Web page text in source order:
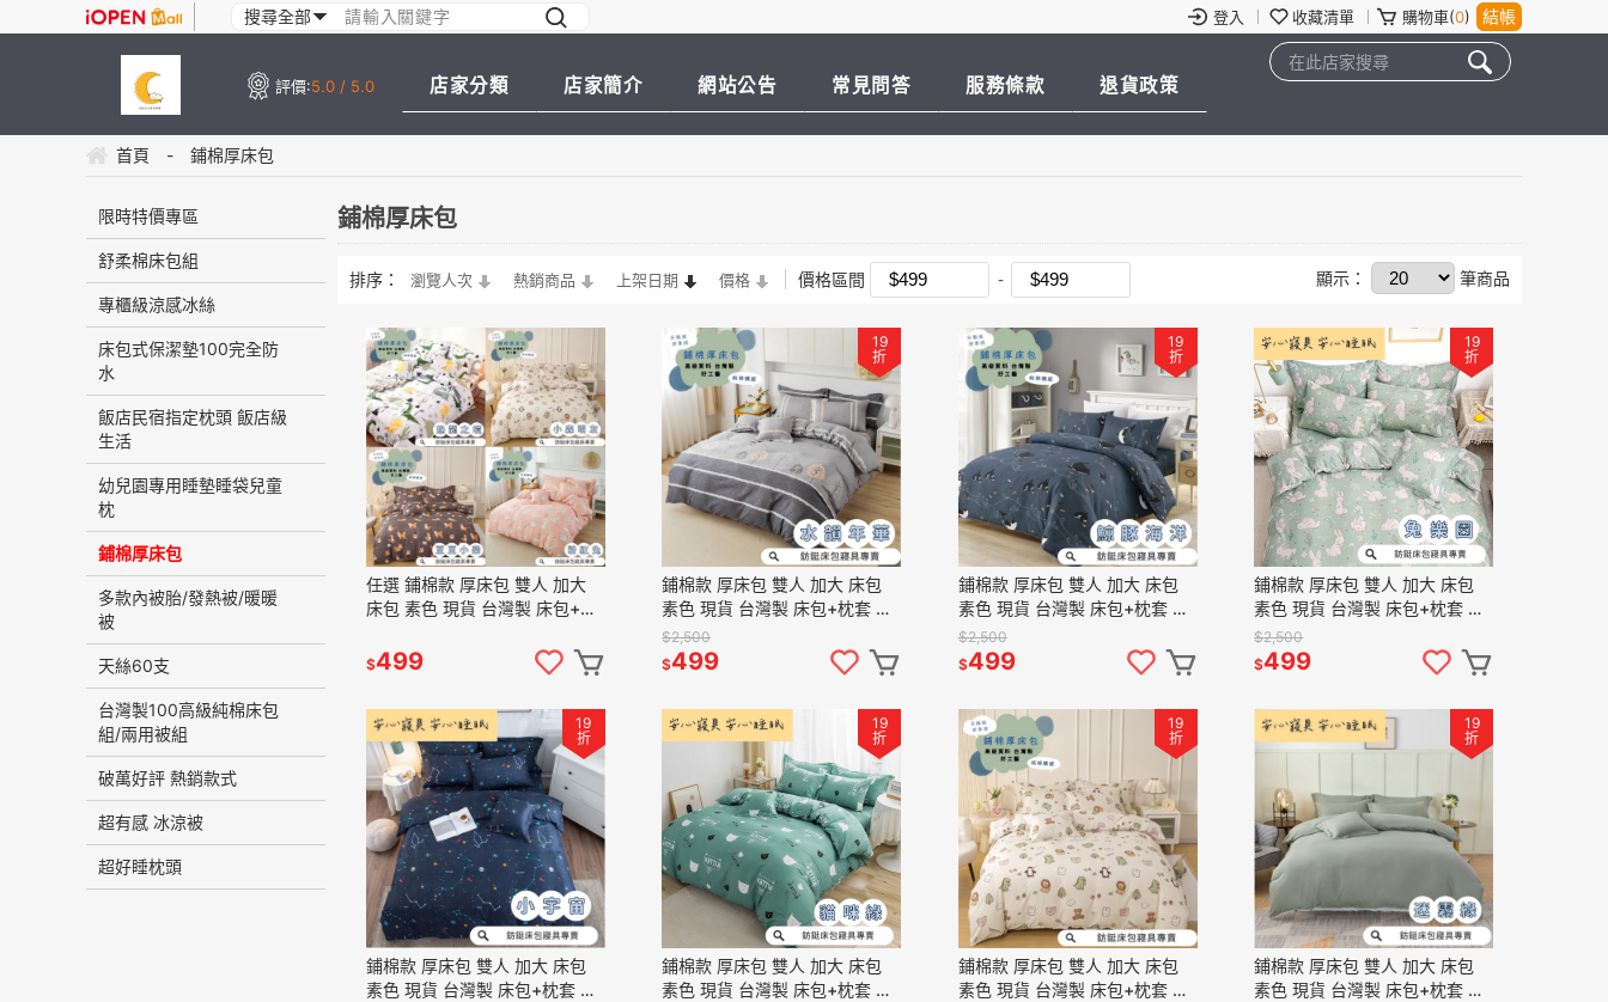
登入 收藏清單 購物車(0) 結帳
評價:5.0 / 5.0 店家分類 店家簡介 網站公告 常見問答 服務條款 退貨政策
首頁 - 鋪棉厚床包
限時特價專區
舒柔棉床包組
專櫃級涼感冰絲
床包式保潔墊100完全防
水
飯店民宿指定枕頭 飯店級
生活
幼兒園專用睡墊睡袋兒童
枕
鋪棉厚床包
多款內被胎/發熱被/暖暖
被
天絲60支
台灣製100高級純棉床包
組/兩用被組
破萬好評 熱銷款式
超有感 冰涼被
超好睡枕頭
鋪棉厚床包
排序： 瀏覽人次 熱銷商品 上架日期 價格 價格區間 顯示： 筆商品
任選 鋪棉款 厚床包 雙人 加大
床包 素色 現貨 台灣製 床包+枕
$499
19
折
鋪棉款 厚床包 雙人 加大 床包
素色 現貨 台灣製 床包+枕套 純
棉觸感 特優天鵝絨 床包組 水韻
年華
$2,500
$499
19
折
鋪棉款 厚床包 雙人 加大 床包
素色 現貨 台灣製 床包+枕套 純
棉觸感 特優天鵝絨 床包組 鯨豚
海洋
$2,500
$499
19
折
鋪棉款 厚床包 雙人 加大 床包
素色 現貨 台灣製 床包+枕套 純
棉觸感 特優天鵝絨 床包組 兔樂
園
$2,500
$499
19
折
鋪棉款 厚床包 雙人 加大 床包
素色 現貨 台灣製 床包+枕套 純
19
折
鋪棉款 厚床包 雙人 加大 床包
素色 現貨 台灣製 床包+枕套 純
19
折
鋪棉款 厚床包 雙人 加大 床包
素色 現貨 台灣製 床包+枕套 純
19
折
鋪棉款 厚床包 雙人 加大 床包
素色 現貨 台灣製 床包+枕套 純